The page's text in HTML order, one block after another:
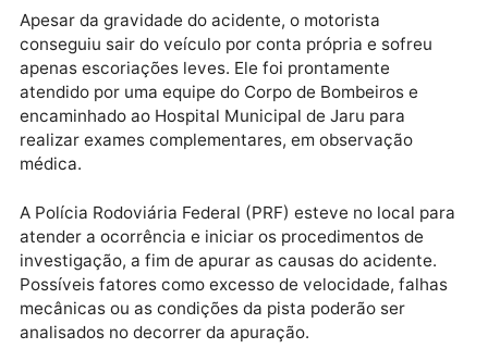
condutor do veículo perdeu o controle da direção,
da pista e capotou várias vezes antes de o veículo
parar completamente destruído às margens da
A força do impacto foi tamanha que a caminhonete
ficou irreconhecível.
Apesar da gravidade do acidente, o motorista
conseguiu sair do veículo por conta própria e sofreu
apenas escoriações leves. Ele foi prontamente
atendido por uma equipe do Corpo de Bombeiros e
encaminhado ao Hospital Municipal de Jaru para
realizar exames complementares, em observação
médica.